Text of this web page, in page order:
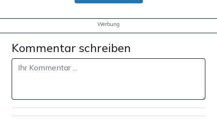
Werbung
Kommentar schreiben